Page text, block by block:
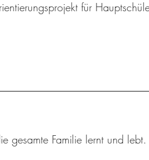
für
gesamte Familie lernt und lebt.